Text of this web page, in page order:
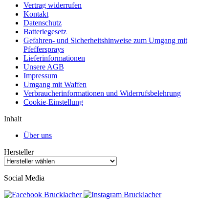
Vertrag widerrufen
Kontakt
Datenschutz
Batteriegesetz
Gefahren- und Sicherheitshinweise zum Umgang mit
Pfeffersprays
Lieferinformationen
Unsere AGB
Impressum
Umgang mit Waffen
Verbraucherinformationen und Widerrufsbelehrung
Cookie-Einstellung
Inhalt
Über uns
Hersteller
Social Media